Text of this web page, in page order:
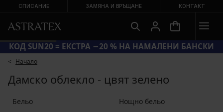
СПИСАНИЕ ЗАМЯНА И ВРЪЩАНЕ КОНТАКТ
КОД SUN20 = ЕКСТРА −20 % НА НАМАЛЕНИ БАНСКИ
Начало
Дамско облекло - цвят зелено
Бельо Нощно бельо